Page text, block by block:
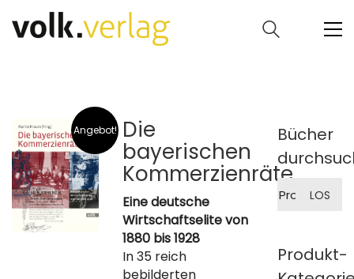
Angebot! Die
bayerischen
Kommerzienräte
Eine deutsche
Wirtschaftselite von
1880 bis 1928
In 35 reich
bebilderten
Bücher
Suche
nach:
LOS
Produkt-